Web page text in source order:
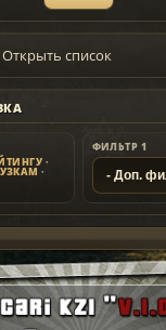
Открыть список
·
·
ФИЛЬТР 1